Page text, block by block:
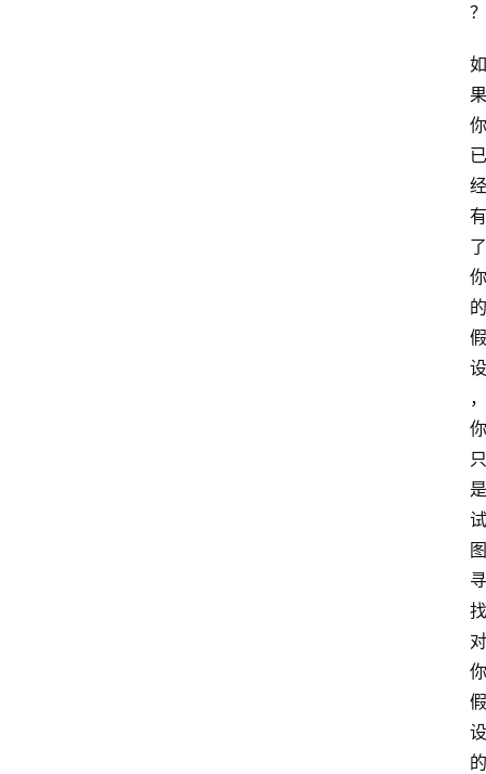
？
如
果
你
已
经
有
了
你
的
假
设
，
你
只
是
试
图
寻
找
对
你
假
设
的